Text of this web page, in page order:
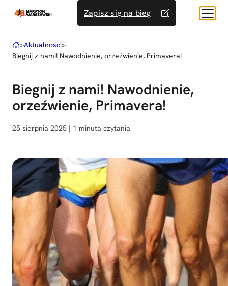
Zapisz się na bieg
>Aktualności>
Biegnij z nami! Nawodnienie, orzeźwienie, Primavera!
Biegnij z nami! Nawodnienie,
orzeźwienie, Primavera!
25 sierpnia 2025 | 1 minuta czytania